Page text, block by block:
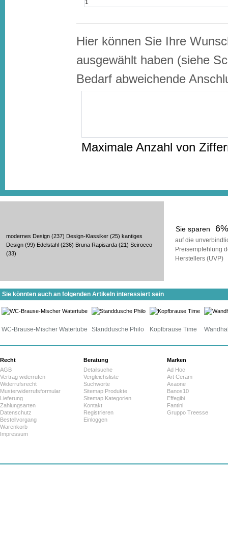
Hier können Sie Ihre
ausgewählt haben (siehe
Bedarf abweichende
Maximale Anzahl von
Sie sparen 6%
auf die
Preisempfehlung
Herstellers (UVP)
modernes Design (237) Design-Klassiker (25) kantiges
Design (99) Edelstahl (236) Bruna Rapisarda (21) Scirocco
(33)
Sie könnten auch an folgenden Artikeln interessiert sein
WC-Brause-Mischer Watertube Standdusche Philo Kopfbrause Time
Recht
AGB
Vertrag widerrufen
Widerrufsrecht
Musterwiderrufsformular
Lieferung
Zahlungsarten
Datenschutz
Bestellvorgang
Warenkorb
Impressum
Beratung
Detailsuche
Vergleichsliste
Suchworte
Sitemap Produkte
Sitemap Kategorien
Kontakt
Registrieren
Einloggen
Marken
Ad Hoc
Art Ceram
Axaone
Banos10
Effegibi
Fantini
Gruppo Treesse